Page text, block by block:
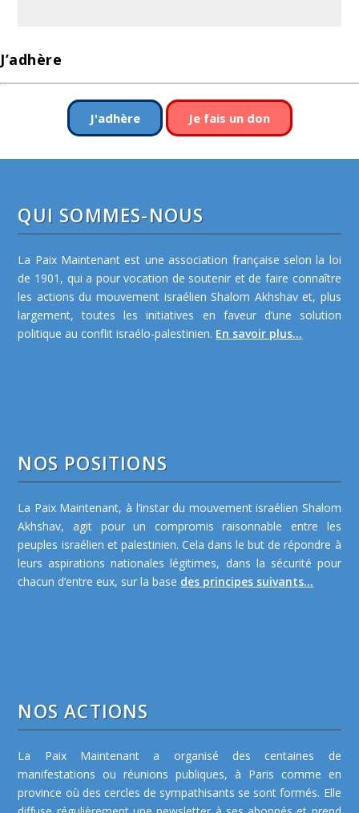
J’adhère
J'adhère Je fais un don
QUI SOMMES-NOUS
La Paix Maintenant est une association française selon la loi
de 1901, qui a pour vocation de soutenir et de faire connaître
les actions du mouvement israélien Shalom Akhshav et, plus
largement, toutes les initiatives en faveur d’une solution
politique au conflit israélo-palestinien. En savoir plus...
NOS POSITIONS
La Paix Maintenant, à l’instar du mouvement israélien Shalom
Akhshav, agit pour un compromis raisonnable entre les
peuples israélien et palestinien. Cela dans le but de répondre à
leurs aspirations nationales légitimes, dans la sécurité pour
chacun d’entre eux, sur la base des principes suivants...
NOS ACTIONS
La Paix Maintenant a organisé des centaines de
manifestations ou réunions publiques, à Paris comme en
province où des cercles de sympathisants se sont formés. Elle